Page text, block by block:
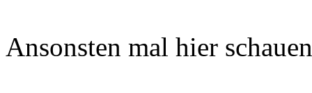
Ansonsten mal hier